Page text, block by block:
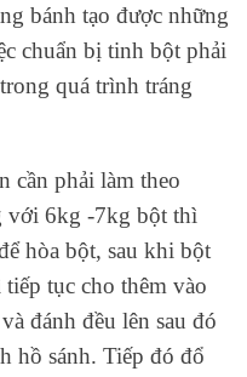
bánh tạo được những
chuẩn bị tinh bột phải
quá trình tráng
cần phải làm theo
với 6kg -7kg bột thì
hòa bột, sau khi bột
tục cho thêm vào
đánh đều lên sau đó
hồ sánh. Tiếp đó đổ